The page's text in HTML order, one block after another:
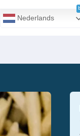
Nederlands